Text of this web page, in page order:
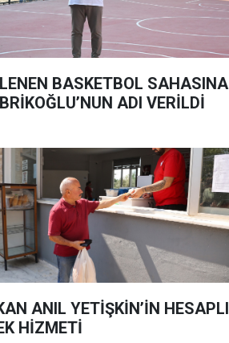
BASKETBOL SAHASINA
ADI VERİLDİ
ANIL YETİŞKİN’İN HESAPLI
HİZMETİ